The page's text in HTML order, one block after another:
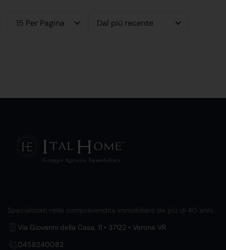
15 Per Pagina Dal più recente
Specializzati nella compravendita immobiliare da più di 40 anni.
Via Giovanni della Casa, 11 • 37122 • Verona VR
0458240082